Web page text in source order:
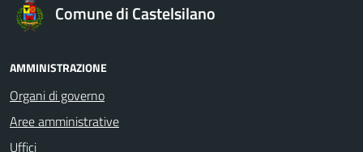
Comune di Castelsilano
AMMINISTRAZIONE
Organi di governo
Aree amministrative
Uffici